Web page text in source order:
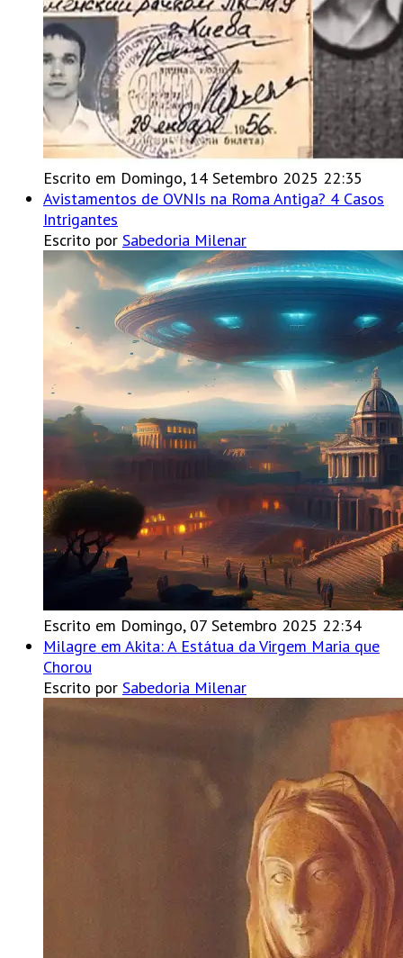
Escrito em Domingo, 14 Setembro 2025 22:35
Avistamentos de OVNIs na Roma Antiga? 4 Casos
Intrigantes
Escrito por Sabedoria Milenar
Escrito em Domingo, 07 Setembro 2025 22:34
Milagre em Akita: A Estátua da Virgem Maria que
Chorou
Escrito por Sabedoria Milenar